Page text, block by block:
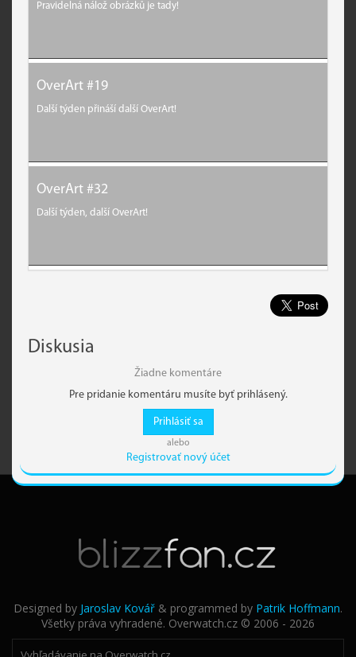
Pravidelná nálož obrázků je tady!
OverArt #19
Další týden přináší další OverArt!
OverArt #32
Další týden, další OverArt!
Diskusia
Žiadne komentáre
Pre pridanie komentáru musíte byť prihlásený.
Prihlásiť sa
alebo
Registrovať nový účet
Designed by Jaroslav Kovář & programmed by Patrik Hoffmann.
Všetky práva vyhradené. Overwatch.cz © 2006 - 2026